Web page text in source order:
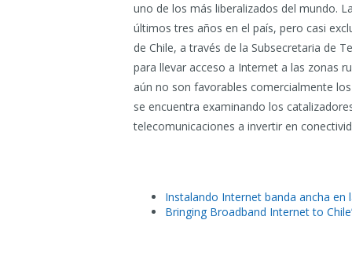
uno de los más liberalizados del mundo.
últimos tres años en el país, pero casi
de Chile, a través de la Subsecretaria de
para llevar acceso a Internet a las zonas
aún no son favorables comercialmente
se encuentra examinando los
telecomunicaciones a invertir en
Instalando Internet banda ancha en
Bringing Broadband Internet to